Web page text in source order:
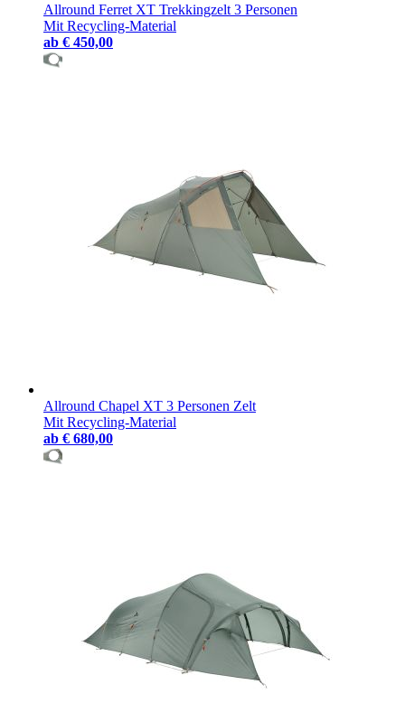
Allround Ferret XT Trekkingzelt 3 Personen
Mit Recycling-Material
ab € 450,00
Allround Chapel XT 3 Personen Zelt
Mit Recycling-Material
ab € 680,00